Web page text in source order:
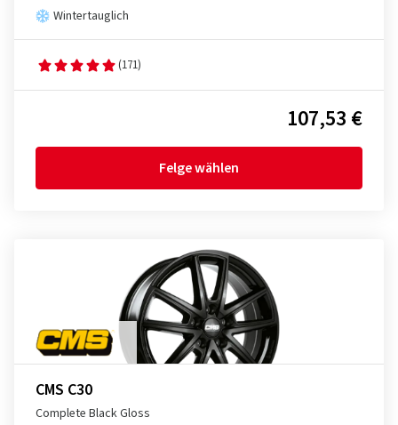
Wintertauglich
(171)
107,53 €
Felge wählen
CMS C30
Complete Black Gloss